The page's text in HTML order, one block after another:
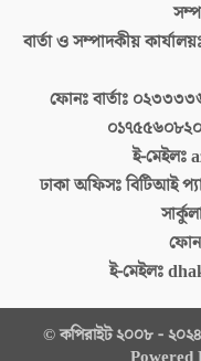
বার্তা ও সম্পাদকীয়
ফোনঃ বার্তাঃ
ই-মেইলঃ
ঢাকা অফিসঃবিটিআই
ই-মেইলঃ
© কপিরাইট ২০০৮ -